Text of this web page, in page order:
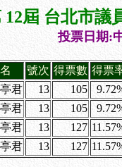
12屆 台北市議
投票日期:
號次 得票數 得票
君 13 105
君 13 105
君 13 127
君 13 127